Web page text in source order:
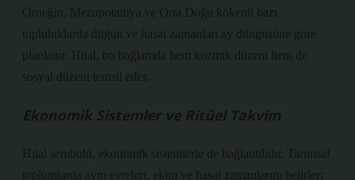
Örneğin, Mezopotamya ve Orta Doğu kökenli bazı
topluluklarda düğün ve hasat zamanları ay döngüsüne göre
planlanır. Hilal, bu bağlamda hem kozmik düzeni hem de
sosyal düzeni temsil eder.
Ekonomik Sistemler ve Ritüel Takvim
Hilal sembolü, ekonomik sistemlerle de bağlantılıdır. Tarımsal
toplumlarda ayın evreleri, ekim ve hasat zamanlarını belirler;